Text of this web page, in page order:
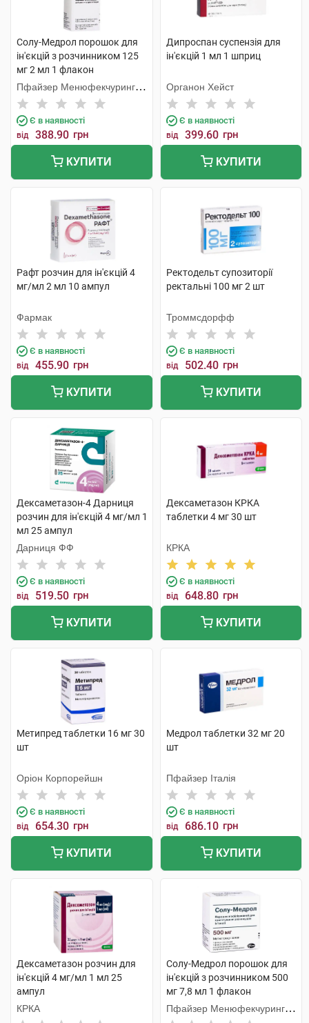
Солу-Медрол порошок для
ін'єкцій з розчинником 125
мг 2 мл 1 флакон
Пфайзер Менюфекчуринг
Бельгія
Є в наявності
від 388.90 грн
КУПИТИ
Дипроспан суспензія для
ін'єкцій 1 мл 1 шприц
Органон Хейст
Є в наявності
від 399.60 грн
КУПИТИ
Рафт розчин для ін'єкцій 4
мг/мл 2 мл 10 ампул
Фармак
Є в наявності
від 455.90 грн
КУПИТИ
Ректодельт супозиторії
ректальні 100 мг 2 шт
Троммсдорфф
Є в наявності
від 502.40 грн
КУПИТИ
Дексаметазон-4 Дарниця
розчин для ін'єкцій 4 мг/мл 1
мл 25 ампул
Дарниця ФФ
Є в наявності
від 519.50 грн
КУПИТИ
Дексаметазон КРКА
таблетки 4 мг 30 шт
КРКА
Є в наявності
від 648.80 грн
КУПИТИ
Метипред таблетки 16 мг 30
шт
Оріон Корпорейшн
Є в наявності
від 654.30 грн
КУПИТИ
Медрол таблетки 32 мг 20
шт
Пфайзер Італія
Є в наявності
від 686.10 грн
КУПИТИ
Дексаметазон розчин для
ін'єкцій 4 мг/мл 1 мл 25
ампул
КРКА
Солу-Медрол порошок для
ін'єкцій з розчинником 500
мг 7,8 мл 1 флакон
Пфайзер Менюфекчуринг